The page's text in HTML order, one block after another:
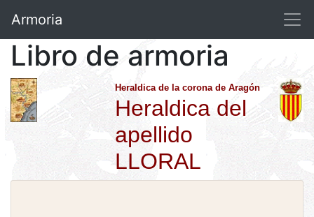
Armoria
Libro de armoria
Heraldica de la corona de Aragón
Heraldica del
apellido
LLORAL